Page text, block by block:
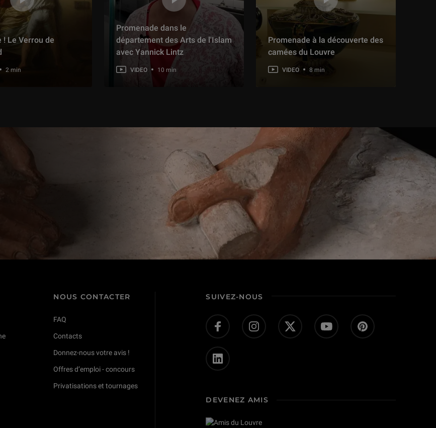
! Le Verrou de
2 min
Promenade dans le
département des Arts de l'Islam
avec Yannick Lintz
VIDEO 10 min
Promenade à la découverte des
camées du Louvre
VIDEO 8 min
NOUS CONTACTER
FAQ
Contacts
Donnez-nous votre avis !
Offres d’emploi - concours
Privatisations et tournages
SUIVEZ-NOUS
DEVENEZ AMIS